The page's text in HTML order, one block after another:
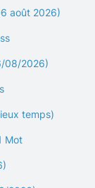
août 2026)
08/2026)
temps)
Mot